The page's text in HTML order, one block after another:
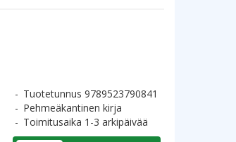
Tuotetunnus 9789523790841
Pehmeäkantinen kirja
Toimitusaika 1-3 arkipäivää